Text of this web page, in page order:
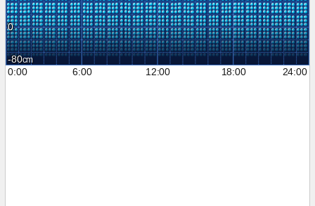
0
-80
0:00
6:00 12:00 18:00 24:00